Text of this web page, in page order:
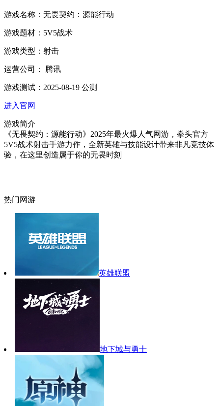
游戏名称： 无畏契约：源能行动
游戏题材： 5V5战术
游戏类型： 射击
运营公司： 腾讯
游戏测试： 2025-08-19 公测
进入官网
游戏简介
《无畏契约：源能行动》2025年最火爆人气网游，拳头官方
5V5战术射击手游力作，全新英雄与技能设计带来非凡竞技体
验，在这里创造属于你的无畏时刻
热门网游
英雄联盟
地下城与勇士